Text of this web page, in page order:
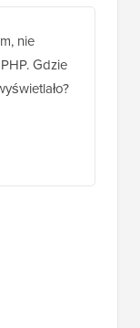
nie
Gdzie